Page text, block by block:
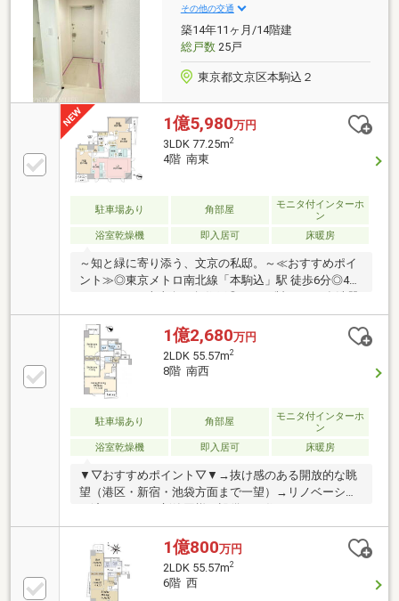
その他の交通
築14年11ヶ月/14階建
総戸数25戸
東京都文京区本駒込２
1億5,980万円
3LDK 77.25m2
4階 南東
駐車場あり 角部屋
モニタ付インターホ
ン
浴室乾燥機
即入居可 床暖房
～知と緑に寄り添う、文京の私邸。～≪おすすめポイ
ント≫◎東京メトロ南北線「本駒込」駅 徒歩6分◎4階
付き〈2026年6月内装リフォーム完成済〉◎フローリ
ング張替え◎給湯器交換◎浴室部分交換◎ガスコンロ
交換◎レンジフード交換◎キッチン水栓交換◎洗面部
分交換◎クロス張替え◎タイル張替え◎ダウンライト
交換◎スイッチ・コンセント交換◎ハウスクリーニン
グ 等
1億2,680万円
2LDK 55.57m2
8階 南西
駐車場あり 角部屋
モニタ付インターホ
ン
浴室乾燥機
即入居可 床暖房
▼▽おすすめポイント▽▼→抜け感のある開放的な眺
望（港区・新宿・池袋方面まで一望）→リノベーショ
す→角住戸ならではの開放感で、すべての居室に窓を
確保していますお住まい探しは弊社にお任せください
♪・個室で落ち着いた環境の中、何でもご相談いただ
けます・専用の資金計画シミュレーションを使用し、
お客様に合わせた資金計画・ライフプランのご提案を
1億800万円
2LDK 55.57m2
6階 西